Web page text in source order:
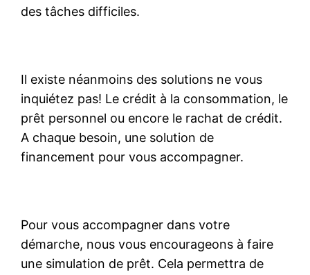
des tâches difficiles.
Il existe néanmoins des solutions ne vous
inquiétez pas! Le crédit à la consommation, le
prêt personnel ou encore le rachat de crédit.
A chaque besoin, une solution de
financement pour vous accompagner.
Pour vous accompagner dans votre
démarche, nous vous encourageons à faire
une simulation de prêt. Cela permettra de